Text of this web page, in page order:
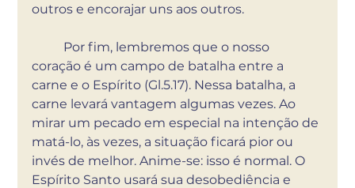
outros e encorajar uns aos outros.
coração é um campo de batalha entre a
carne e o Espírito (Gl.5.17). Nessa batalha, a
carne levará vantagem algumas vezes. Ao
mirar um pecado em especial na intenção de
matá-lo, às vezes, a situação ficará pior ou
invés de melhor. Anime-se: isso é normal. O
Espírito Santo usará sua desobediência e